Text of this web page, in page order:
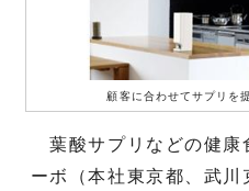
顧客に合わせてサプリを
葉酸サプリなどの健康
ーボ（本社東京都、武川